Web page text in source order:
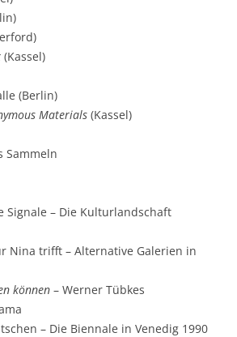
(Kassel)
(Berlin)
Materials (Kassel)
Sammeln
Signale – Die Kulturlandschaft
Nina trifft – Alternative Galerien in
können – Werner Tübkes
– Die Biennale in Venedig 1990